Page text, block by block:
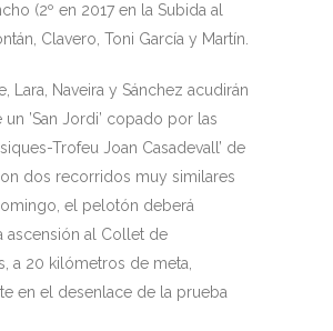
(2º en 2017 en la Subida al
Clavero, Toni García y Martín.
Lara, Naveira y Sánchez acudirán
’San Jordi’ copado por las
Trofeu Joan Casadevall’ de
dos recorridos muy similares
el pelotón deberá
ascensión al Collet de
a 20 kilómetros de meta,
en el desenlace de la prueba